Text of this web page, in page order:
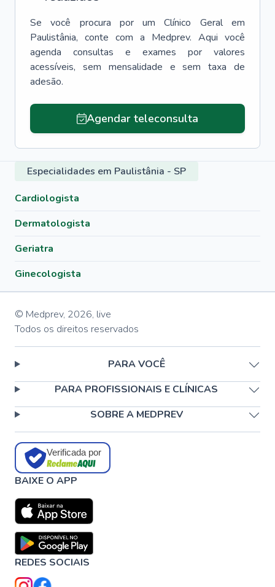
Se você procura por um Clínico Geral
em
Paulistânia, conte com a Medprev. Aqui você
agenda consultas e exames por valores
acessíveis, sem mensalidade e sem taxa de
adesão.
Agendar teleconsulta
Especialidades em Paulistânia - SP
Cardiologista
Dermatologista
Geriatra
Ginecologista
© Medprev, 2026, live
Todos os direitos reservados
PARA VOCÊ
PARA PROFISSIONAIS E CLÍNICAS
SOBRE A MEDPREV
Verificada por
BAIXE O APP
REDES SOCIAIS